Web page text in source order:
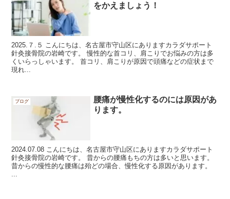
をかえましょう！
2025.７.５ こんにちは、名古屋市守山区にありますカラダサポート
針灸接骨院の岩崎です。 慢性的な首コリ、肩こりでお悩みの方は多
くいらっしゃいます。 首コリ、肩こりが原因で頭痛などの症状まで
現れ...
ブログ
腰痛が慢性化するのには原因があ
ります。
2024.07.08 こんにちは、名古屋市守山区にありますカラダサポート
針灸接骨院の岩崎です。 昔からの腰痛もちの方は多いと思います。
昔からの慢性的な腰痛は殆どの場合、慢性化する原因があります。
...